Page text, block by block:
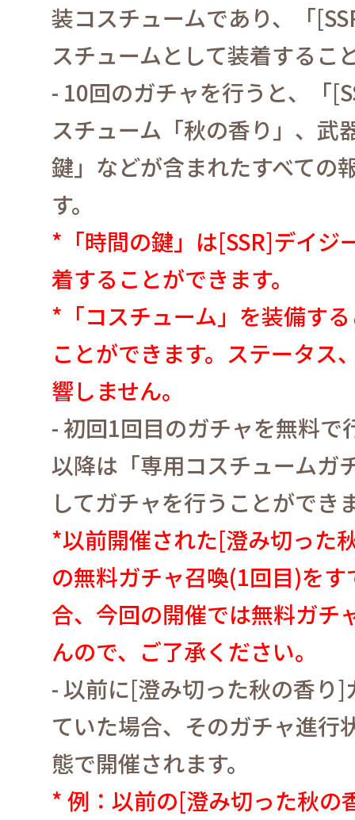
装コスチュームであり、「
スチュームとして装着するこ
- 10回のガチャを行うと、「
スチューム「秋の香り」、武
鍵」などが含まれたすべての
す。
* 「時間の鍵」は[SSR]デイジ
着することができます。
* 「コスチューム」を装備す
ことができます。 ステータス
響しません。
- 初回1回目のガチャを無料で
以降は「専用コスチュームガ
してガチャを行うことができ
*以前開催された[澄み切った
の無料ガチャ召喚(1回目)をす
合、今回の開催では無料ガチ
んので、ご了承ください。
-以前に[澄み切った秋の香り]
ていた場合、そのガチャ進行
態で開催されます。
* 例：以前の[澄み切った秋の